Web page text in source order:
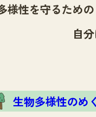
様性を守るため
自
生物多様性のめ